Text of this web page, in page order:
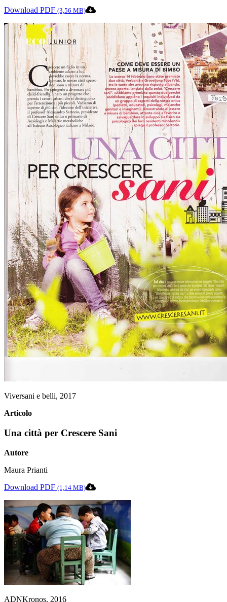
Download PDF (3,56 MB)
Viversani e belli, 2017
Articolo
Una città per Crescere Sani
Autore
Maura Prianti
Download PDF (1,14 MB)
ADNKronos, 2016